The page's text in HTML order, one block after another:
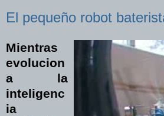
El pequeño robot
Mientras
evolucion
a la
inteligenc
ia